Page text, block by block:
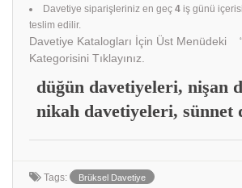
Davetiye siparişleriniz en geç 4 iş günü
teslim edilir.
Davetiye Katalogları İçin Üst Menüdeki “
Kategorisini Tıklayınız.
düğün davetiyeleri, nişan
nikah davetiyeleri, sünnet
Tags: Brüksel Davetiye